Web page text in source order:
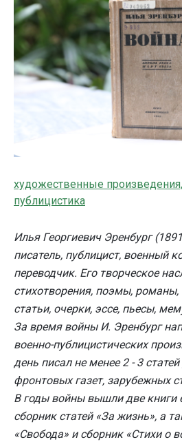
художественные произведения,
публицистика
Илья Георгиевич Эренбург
писатель, публицист, военный
переводчик. Его творческое
стихотворения, поэмы, романы,
статьи, очерки, эссе, пьесы,
За время войны И. Эренбург
военно-публицистических
день писал не менее 2 - 3
фронтовых газет, зарубежных
В годы войны вышли две книги
сборник статей «За жизнь», а
«Свобода» и сборник «Стихи о